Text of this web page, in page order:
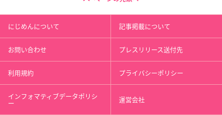
にじめんについて 記事掲載について
お問い合わせ プレスリリース送付先
利用規約 プライバシーポリシー
インフォマティブデータポリシ
ー 運営会社